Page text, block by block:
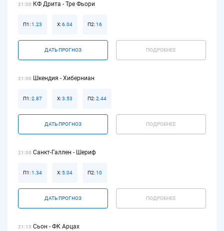
21:00 КФ Дрита - Тре Фьори
ДАТЬ ПРОГНОЗ
П1:1.23 Х:6.04 П2:16
ПОДРОБНЕЕ
21:00 Шкендия - Хиберниан
ДАТЬ ПРОГНОЗ
П1:2.87 Х:3.53 П2:2.44
ПОДРОБНЕЕ
21:00 Санкт-Галлен - Шериф
ДАТЬ ПРОГНОЗ
П1:1.34 Х:5.04 П2:10
ПОДРОБНЕЕ
21:15 Сьон - ФК Арцах